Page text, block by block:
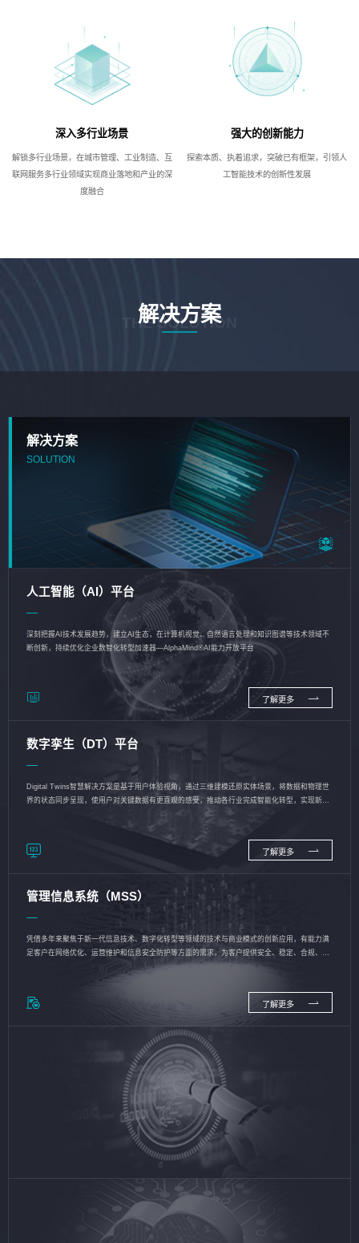
深入多行业场景
解锁多行业场景，在城市管理、工业制造、互
联网服务多行业领域实现商业落地和产业的深
度融合
强大的创新能力
探索本质、执着追求，突破已有框架，引领人
工智能技术的创新性发展
解决方案
THE SOLUTION
解决方案
SOLUTION
人工智能（AI）平台
深刻把握AI技术发展趋势，建立AI生态，在计算机视觉、自然语言处理和知识图谱等技术领域不
断创新，持续优化企业数智化转型加速器—AlphaMind®AI能力开放平台
了解更多
数字孪生（DT）平台
Digital Twins智慧解决方案是基于用户体验视角，通过三维建模还原实体场景，将数据和物理世
界的状态同步呈现，使用户对关键数据有更直观的感受，推动各行业完成智能化转型，实现新旧
了解更多
管理信息系统（MSS）
凭借多年来聚焦于新一代信息技术、数字化转型等领域的技术与商业模式的创新应用，有能力满
足客户在网络优化、运营维护和信息安全防护等方面的需求，为客户提供安全、稳定、合规、持
了解更多